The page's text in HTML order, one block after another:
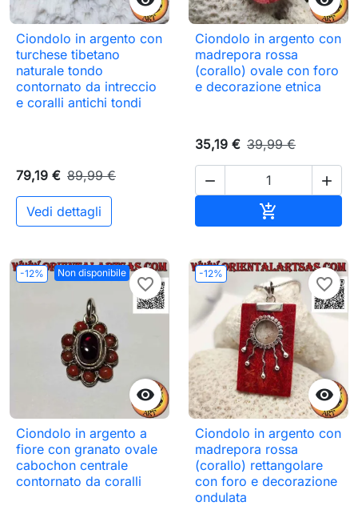
Ciondolo in argento con
turchese tibetano
naturale tondo
contornato da intreccio
e coralli antichi tondi
79,19 € 89,99 €
Vedi dettagli
Ciondolo in argento con
madrepora rossa
(corallo) ovale con foro
e decorazione etnica
35,19 € 39,99 €
 

-12% Non disponibile

favorite_border
Ciondolo in argento a
fiore con granato ovale
cabochon centrale
contornato da coralli
-12%

favorite_border
Ciondolo in argento con
madrepora rossa
(corallo) rettangolare
con foro e decorazione
ondulata